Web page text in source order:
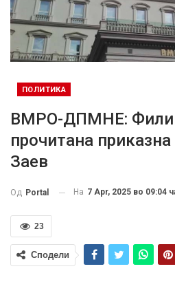
ПОЛИТИКА
ВМРО-ДПМНЕ:
прочитана
Заев
Од Portal На 7 Apr, 2025 во 09:04
23
Сподели